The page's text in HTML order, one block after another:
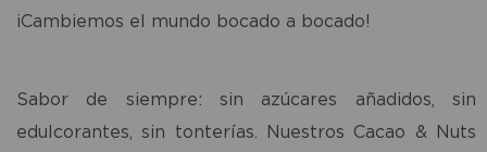
¡Cambiemos el mundo bocado a bocado!
Sabor de siempre: sin azúcares añadidos, sin
edulcorantes, sin tonterías. Nuestros Cacao & Nuts